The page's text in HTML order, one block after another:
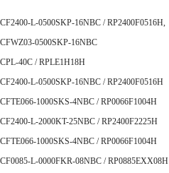
CF2400-L-0500SKP-16NBC / RP2400F0516H,
CFWZ03-0500SKP-16NBC
CPL-40C / RPLE1H18H
CF2400-L-0500SKP-16NBC / RP2400F0516H
CFTE066-1000SKS-4NBC / RP0066F1004H
CF2400-L-2000KT-25NBC / RP2400F2225H
CFTE066-1000SKS-4NBC / RP0066F1004H
CF0085-L-0000FKR-08NBC / RP0885EXX08H